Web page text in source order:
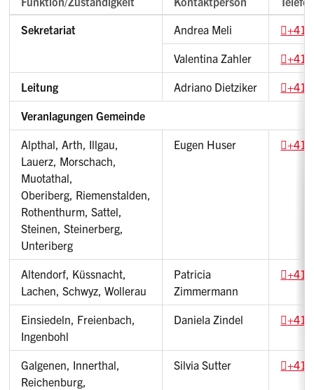
Sekretariat
Andrea Meli +41
Valentina Zahler +41
Leitung Adriano Dietziker +41
Veranlagungen Gemeinde
Alpthal, Arth, Illgau,
Lauerz, Morschach,
Muotathal,
Oberiberg, Riemenstalden,
Rothenthurm, Sattel,
Steinen, Steinerberg,
Unteriberg
Eugen Huser +41
Altendorf, Küssnacht,
Lachen, Schwyz, Wollerau
Patricia
Zimmermann
+41
Einsiedeln, Freienbach,
Ingenbohl
Daniela Zindel +41
Galgenen, Innerthal,
Reichenburg,
Silvia Sutter +41